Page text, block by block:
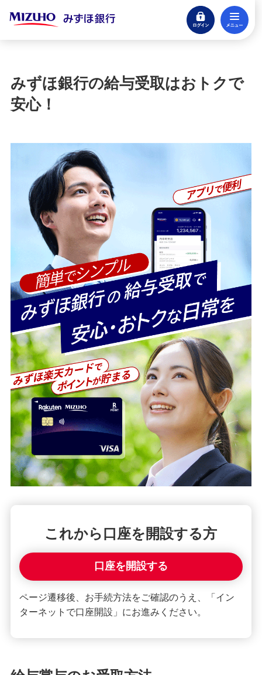
ログイン
閉じる
口座開設
来店不要・スマホで完結
クレジットカード・デビット
ローン
住宅ローン・カードローン
貯める・増やす
預金・NISA・資産運用
相続・保険
学ぶ・考える
お客さまサポート
困ったときは・よくあるご質問
みずほ銀行について
みずほ銀行の給与受取はおトクで
安心！
これから口座を開設する方
口座を開設する
ページ遷移後、お手続方法をご確認のうえ、「イン
ターネットで口座開設」にお進みください。